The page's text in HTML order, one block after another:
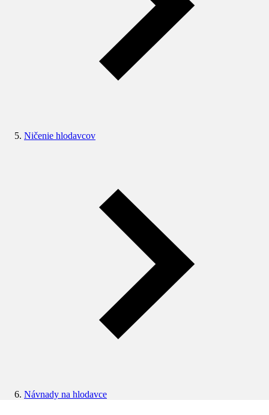
Ničenie hlodavcov
Návnady na hlodavce